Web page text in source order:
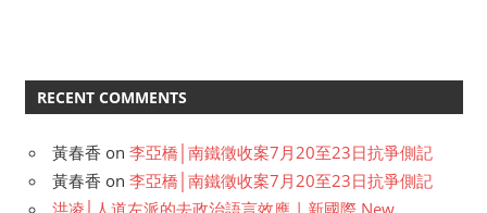
RECENT COMMENTS
黃春香 on 李亞橋│南鐵徵收案7月20至23日抗爭側記
黃春香 on 李亞橋│南鐵徵收案7月20至23日抗爭側記